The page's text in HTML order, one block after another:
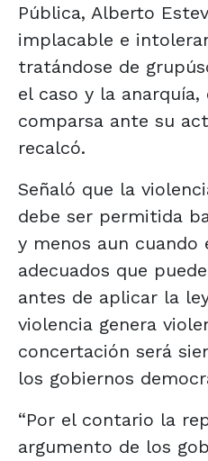
Pública, Alberto
implacable e
tratándose de
el caso y la
comparsa ante su
recalcó.
Señaló que la
debe ser permitida
y menos aun cuando
adecuados que
antes de aplicar la
violencia genera
concertación será
los gobiernos
“Por el contario la
argumento de los